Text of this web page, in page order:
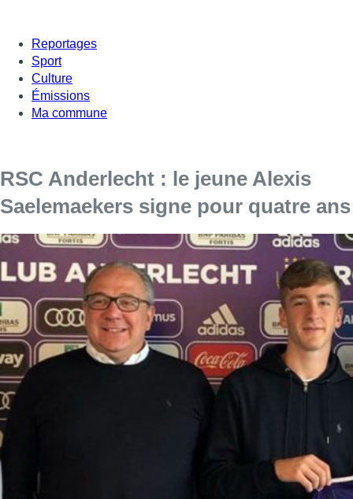
Reportages
Sport
Culture
Émissions
Ma commune
RSC Anderlecht : le jeune Alexis
Saelemaekers signe pour quatre ans